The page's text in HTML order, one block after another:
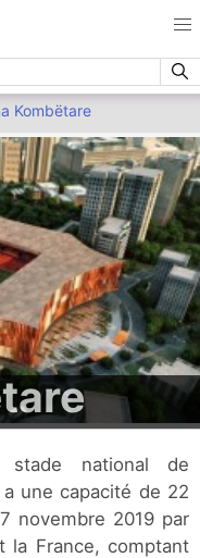
Kombëtare
une capacité de 22
novembre 2019 par
la France, comptant